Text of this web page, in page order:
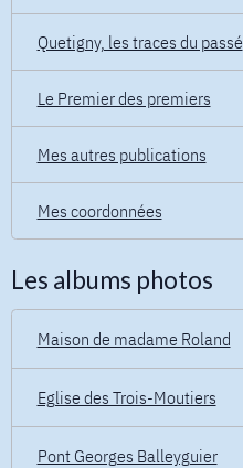
Quetigny, les traces du passé
Le Premier des premiers
Mes autres publications
Mes coordonnées
Les albums photos
Maison de madame Roland
Eglise des Trois-Moutiers
Pont Georges Balleyguier